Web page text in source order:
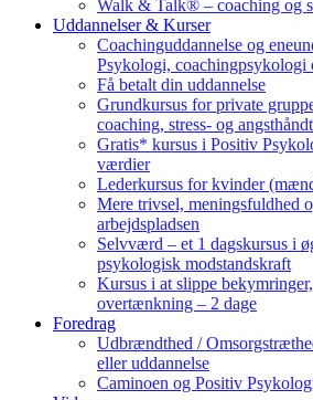
Walk & Talk® – coaching og
Uddannelser & Kurser
Coachinguddannelse og
Psykologi, coachingpsykologi
Få betalt din uddannelse
Grundkursus for private
coaching, stress- og
Gratis* kursus i Positiv
værdier
Lederkursus for kvinder
Mere trivsel, meningsfuldhed
arbejdspladsen
Selvværd – et 1 dagskursus i
psykologisk modstandskraft
Kursus i at slippe
overtænkning – 2 dage
Foredrag
Udbrændthed /
eller uddannelse
Caminoen og Positiv